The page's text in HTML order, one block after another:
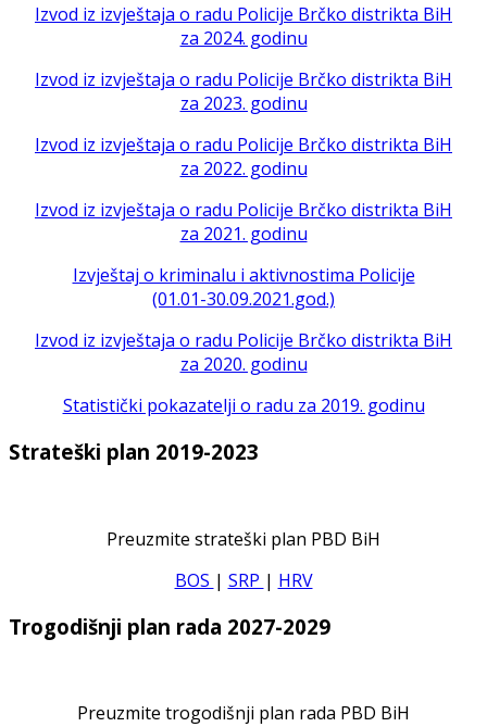
Izvod iz izvještaja o radu Policije Brčko distrikta BiH
za 2024. godinu
Izvod iz izvještaja o radu Policije Brčko distrikta BiH
za 2023. godinu
Izvod iz izvještaja o radu Policije Brčko distrikta BiH
za 2022. godinu
Izvod iz izvještaja o radu Policije Brčko distrikta BiH
za 2021. godinu
Izvještaj o kriminalu i aktivnostima Policije
(01.01-30.09.2021.god.)
Izvod iz izvještaja o radu Policije Brčko distrikta BiH
za 2020. godinu
Statistički pokazatelji o radu za 2019. godinu
Strateški plan 2019-2023
Preuzmite strateški plan PBD BiH
BOS | SRP | HRV
Trogodišnji plan rada 2027-2029
Preuzmite trogodišnji plan rada PBD BiH